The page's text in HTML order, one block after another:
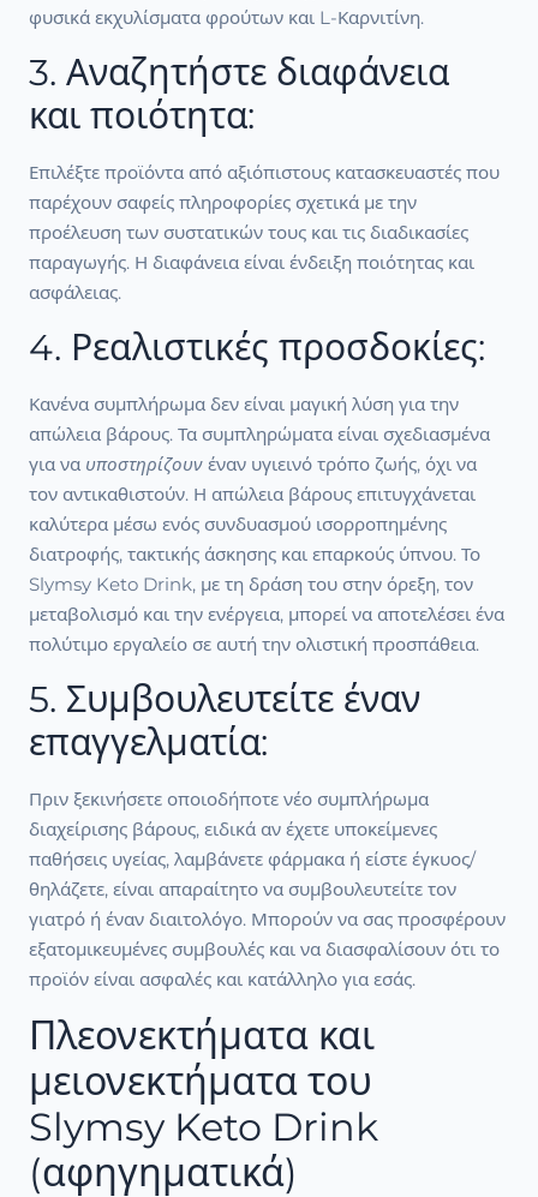
φυσικά εκχυλίσματα φρούτων και L-Καρνιτίνη.
3. Αναζητήστε διαφάνεια
και ποιότητα:
Επιλέξτε προϊόντα από αξιόπιστους κατασκευαστές που
παρέχουν σαφείς πληροφορίες σχετικά με την
προέλευση των συστατικών τους και τις διαδικασίες
παραγωγής. Η διαφάνεια είναι ένδειξη ποιότητας και
ασφάλειας.
4. Ρεαλιστικές προσδοκίες:
Κανένα συμπλήρωμα δεν είναι μαγική λύση για την
απώλεια βάρους. Τα συμπληρώματα είναι σχεδιασμένα
για να υποστηρίζουν έναν υγιεινό τρόπο ζωής, όχι να
τον αντικαθιστούν. Η απώλεια βάρους επιτυγχάνεται
καλύτερα μέσω ενός συνδυασμού ισορροπημένης
διατροφής, τακτικής άσκησης και επαρκούς ύπνου. Το
Slymsy Keto Drink, με τη δράση του στην όρεξη, τον
μεταβολισμό και την ενέργεια, μπορεί να αποτελέσει ένα
πολύτιμο εργαλείο σε αυτή την ολιστική προσπάθεια.
5. Συμβουλευτείτε έναν
επαγγελματία:
Πριν ξεκινήσετε οποιοδήποτε νέο συμπλήρωμα
διαχείρισης βάρους, ειδικά αν έχετε υποκείμενες
παθήσεις υγείας, λαμβάνετε φάρμακα ή είστε έγκυος/
θηλάζετε, είναι απαραίτητο να συμβουλευτείτε τον
γιατρό ή έναν διαιτολόγο. Μπορούν να σας προσφέρουν
εξατομικευμένες συμβουλές και να διασφαλίσουν ότι το
προϊόν είναι ασφαλές και κατάλληλο για εσάς.
Πλεονεκτήματα και
μειονεκτήματα του
Slymsy Keto Drink
(αφηγηματικά)